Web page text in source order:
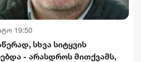
19:50
სხვა სიტყვის
- არასდროს მითქვამს,